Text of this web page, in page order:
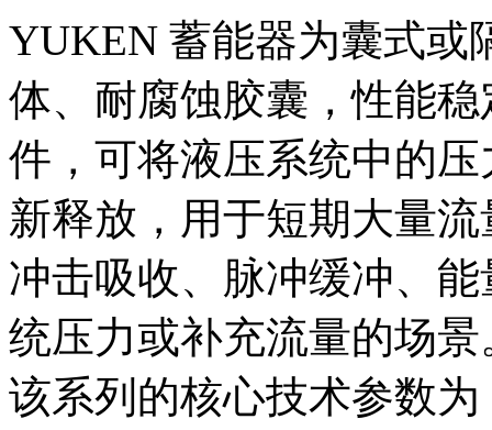
YUKEN 蓄能器为囊式或
体、耐腐蚀胶囊，性能
件，可将液压系统中的
新释放，用于短期大量
冲击吸收、脉冲缓冲、
统压力或补充流量的场景
该系列的核心技术参数